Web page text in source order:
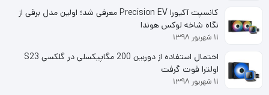
است. این کیت از 2 ماژول 8GB با فرکانس 3200MHZ با
نیاز دارد. با این وجود G.SKILL سری Trident Z RGB را در
کانسپت آکیورا Precision EV معرفی شد؛ اولین مدل برقی از
نگاه شاخه لوکس هوندا
۱۱ شهریور ۱۳۹۸
احتمال استفاده از دوربین 200 مگاپیکسلی در گلکسی S23
اولترا قوت گرفت
۱۱ شهریور ۱۳۹۸